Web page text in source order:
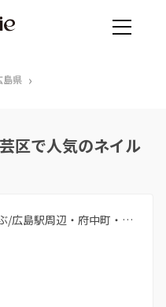
島県 ›
区で人気のネイル
中国/広島県/エリアから選ぶ/広島駅周辺・府中町・安芸区